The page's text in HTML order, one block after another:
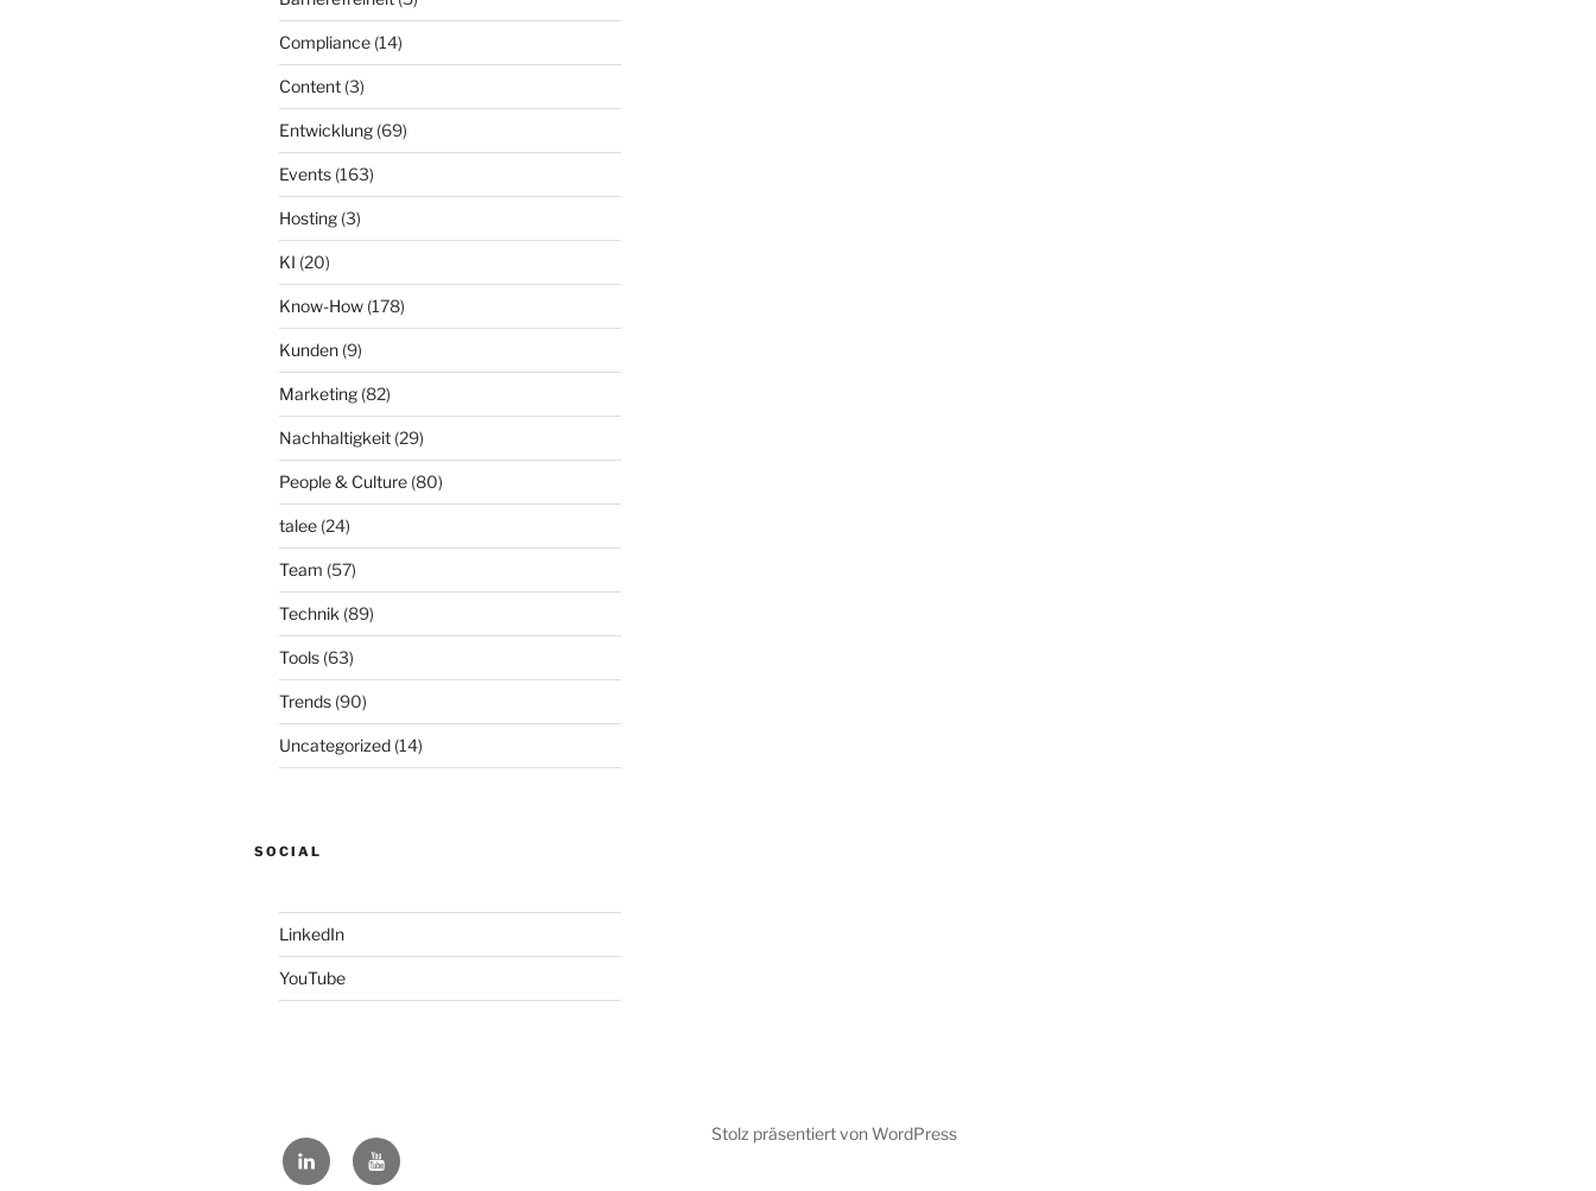
Compliance (14)
Content (3)
Entwicklung (69)
Events (163)
Hosting (3)
KI (20)
Know-How (178)
Kunden (9)
Marketing (82)
Nachhaltigkeit (29)
People & Culture (80)
talee (24)
Team (57)
Technik (89)
Tools (63)
Trends (90)
Uncategorized (14)
SOCIAL
LinkedIn
YouTube
LinkedInYouTube
Stolz präsentiert von WordPress